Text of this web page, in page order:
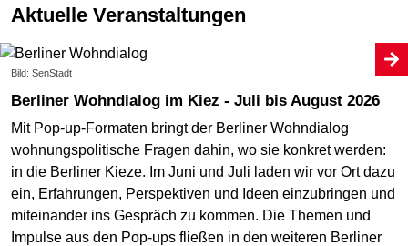
Aktuelle Veranstaltungen
Bild: SenStadt
Berliner Wohndialog im Kiez - Juli bis August 2026
Mit Pop-up-Formaten bringt der Berliner Wohndialog
wohnungspolitische Fragen dahin, wo sie konkret werden:
in die Berliner Kieze. Im Juni und Juli laden wir vor Ort dazu
ein, Erfahrungen, Perspektiven und Ideen einzubringen und
miteinander ins Gespräch zu kommen. Die Themen und
Impulse aus den Pop-ups fließen in den weiteren Berliner